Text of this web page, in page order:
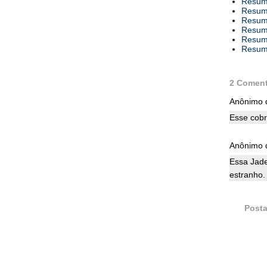
2
Anônimo
Esse
Anônimo
Essa
estranho.